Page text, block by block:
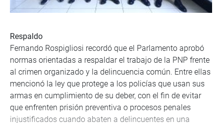
Respaldo
Fernando Rospigliosi recordó que el Parlamento aprobó
normas orientadas a respaldar el trabajo de la PNP frente
al crimen organizado y la delincuencia común. Entre ellas
mencionó la ley que protege a los policías que usan sus
armas en cumplimiento de su deber, con el fin de evitar
que enfrenten prisión preventiva o procesos penales
injustificados cuando abaten a delincuentes en una